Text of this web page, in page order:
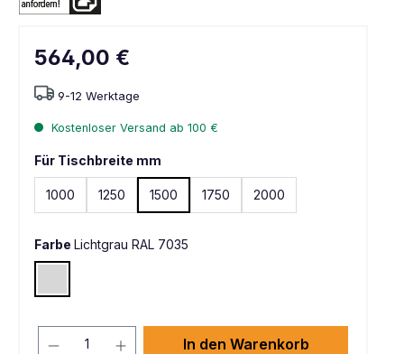
564,00 €
9-12 Werktage
Kostenloser Versand ab 100 €
Für Tischbreite mm
1000 1250 1500 1750 2000
Farbe Lichtgrau RAL 7035
In den Warenkorb